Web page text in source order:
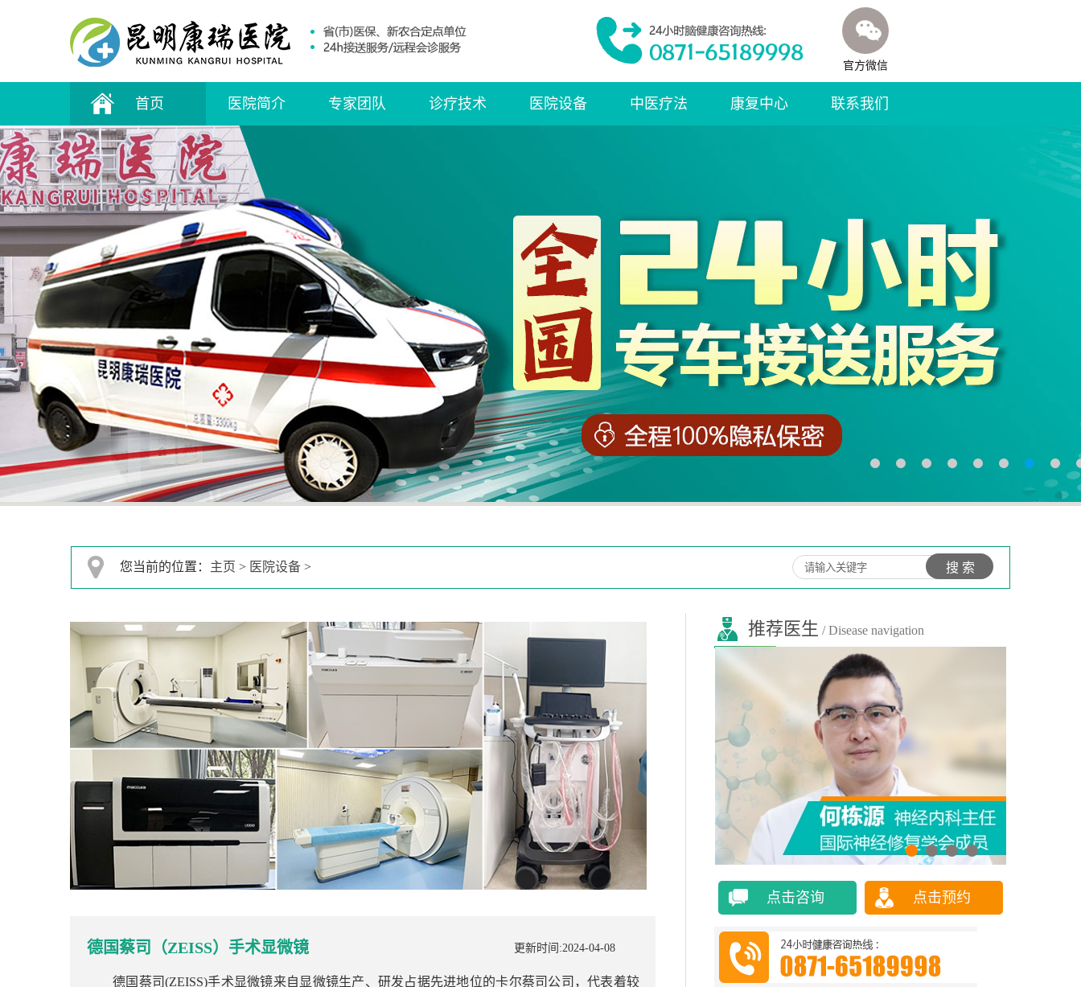
官方微信
首页 医院简介 专家团队 诊疗技术 医院设备 中医疗法 康复中心 联系我们
您当前的位置： 主页 > 医院设备 >
德国蔡司（ZEISS）手术显微镜 更新时间:2024-04-08
德国蔡司(ZEISS)手术显微镜来自显微镜生产、研发占据先进地位的卡尔蔡司公司，代表着较
推荐医生 / Disease navigation
点击咨询 点击预约